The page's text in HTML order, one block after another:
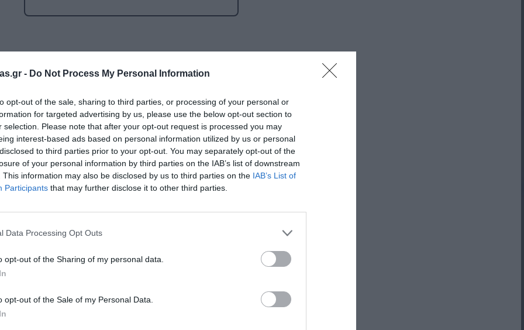
- Do Not Process My Personal Information
opt-out of the sale, sharing to third parties, or processing of your personal or
for targeted advertising by us, please use the below opt-out section to
selection. Please note that after your opt-out request is processed you may
interest-based ads based on personal information utilized by us or personal
to third parties prior to your opt-out. You may separately opt-out of the
of your personal information by third parties on the IAB’s list of downstream
This information may also be disclosed by us to third parties on the IAB’s List of
Participants that may further disclose it to other third parties.
Data Processing Opt Outs
opt-out of the Sharing of my personal data.
opt-out of the Sale of my Personal Data.
ΤΈΧΝΕΣ
Χειροτεχνία
Μουσική
Χορός & Θέατρο
ΠΑΙΔΑΓΩΓΙΚΌ ΥΛΙΚΌ ΓΙΑ ΕΝΉΛΙΚΕΣ
ΠΑΙΧΝΊΔΙΑ ΕΞΩΤΕΡΙΚΟΎ ΧΏΡΟΥ
Συνθέσεις Παιδικής Χαράς για ΑμεΑ
'Έντυπα-Βιβλία ΙΕΚ
Επιλογές
Ενημερωτικό δελτίο:
Ο κωδικός πρόσβασης
Κωδικός πρόσβασης:
Επιβεβαίωση κωδικού: